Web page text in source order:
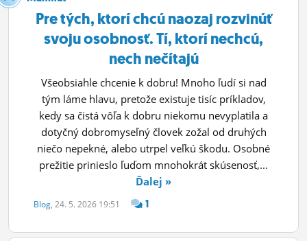
Pre tých, ktorí chcú naozaj rozvinúť
svoju osobnosť. Tí, ktorí nechcú,
nech nečítajú
Všeobsiahle chcenie k dobru! Mnoho ľudí si nad
tým láme hlavu, pretože existuje tisíc príkladov,
kedy sa čistá vôľa k dobru niekomu nevyplatila a
dotyčný dobromyseľný človek zožal od druhých
niečo nepekné, alebo utrpel veľkú škodu. Osobné
prežitie prinieslo ľuďom mnohokrát skúsenosť,...
Ďalej »
Blog, 24. 5. 2026 19:51 1